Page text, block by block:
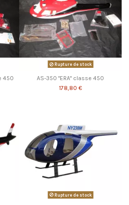
450
Rupture de stock
AS-350 "ERA" classe 450
178,80 €
Rupture de stock